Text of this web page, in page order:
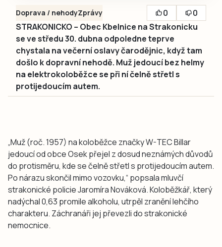
Doprava / nehodyZprávy 0
0
STRAKONICKO – Obec Kbelnice na Strakonicku
se ve středu 30. dubna odpoledne teprve
chystala na večerní oslavy čarodějnic, když tam
došlo k dopravní nehodě. Muž jedoucí bez helmy
na elektrokoloběžce se při ní čelně střetl s
protijedoucím autem.
„Muž (roč. 1957) na koloběžce značky W-TEC Billar
jedoucí od obce Osek přejel z dosud neznámých důvodů
do protisměru, kde se čelně střetl s protijedoucím autem.
Po nárazu skončil mimo vozovku,“ popsala mluvčí
strakonické policie Jaromíra Nováková. Koloběžkář, který
nadýchal 0,63 promile alkoholu, utrpěl zranění lehčího
charakteru. Záchranáři jej převezli do strakonické
nemocnice.